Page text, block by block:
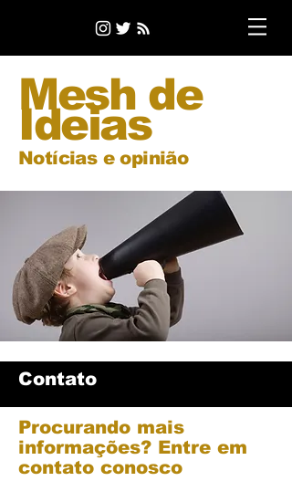
Mesh de
Ideias
Notícias e opinião
Contato
Procurando mais
informações? Entre em
contato conosco